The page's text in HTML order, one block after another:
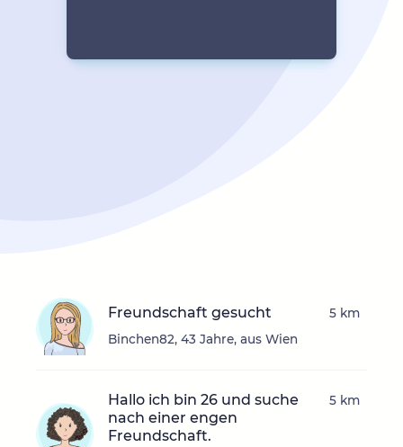
Freundschaft gesucht
Binchen82, 43 Jahre, aus Wien
5 km
Hallo ich bin 26 und suche
nach einer engen
Freundschaft.
5 km